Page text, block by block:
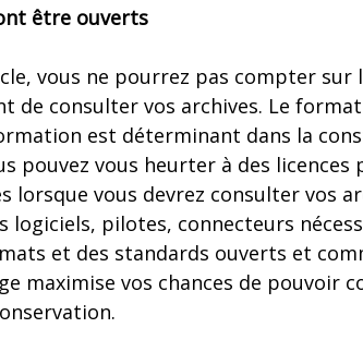
être ouverts
vous ne pourrez pas compter sur
de consulter vos archives. Le
est déterminant dans la
pouvez vous heurter à des
lorsque vous devrez consulter vos
logiciels, pilotes, connecteurs
et des standards ouverts et
maximise vos chances de pouvoir